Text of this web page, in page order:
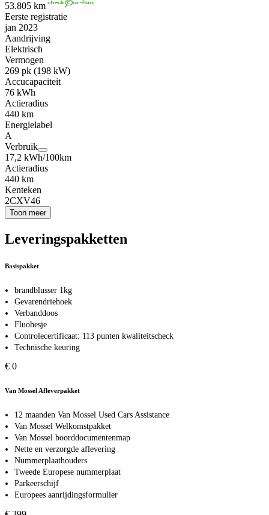
53.805 km
Eerste registratie
jan 2023
Aandrijving
Elektrisch
Vermogen
269 pk (198 kW)
Accucapaciteit
76 kWh
Actieradius
440 km
Energielabel
A
Verbruik
17,2 kWh/100km
Actieradius
440 km
Kenteken
2CXV46
Toon meer
Leveringspakketten
Basispakket
brandblusser 1kg
Gevarendriehoek
Verbanddoos
Fluohesje
Controlecertificaat: 113 punten kwaliteitscheck
Technische keuring
€ 0
Van Mossel Afleverpakket
12 maanden Van Mossel Used Cars Assistance
Van Mossel Welkomstpakket
Van Mossel boorddocumentenmap
Nette en verzorgde aflevering
Nummerplaathouders
Tweede Europese nummerplaat
Parkeerschijf
Europees aanrijdingsformulier